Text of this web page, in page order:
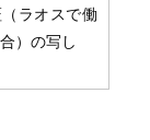
ラオスで働
）の写し